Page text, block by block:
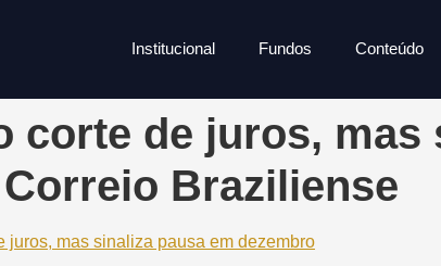
Institucional Fundos Conteúdo
corte de juros, mas
Braziliense
juros, mas sinaliza pausa em dezembro